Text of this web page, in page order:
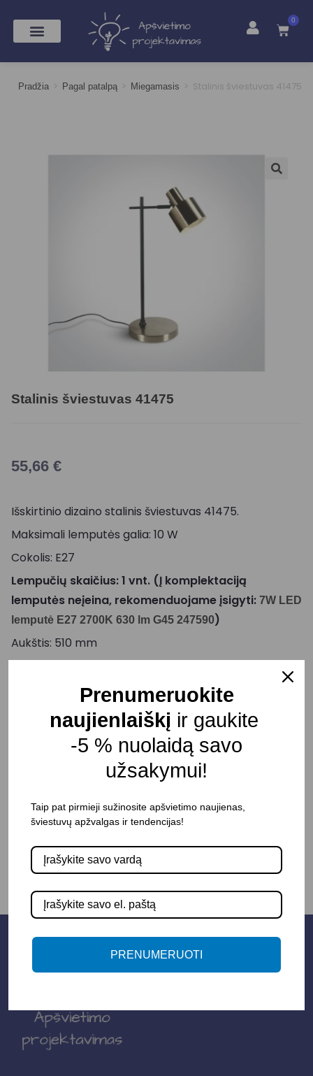
0
Pradžia > Pagal patalpą > Miegamasis > Stalinis šviestuvas 41475
Stalinis šviestuvas 41475
55,66 €
Išskirtinio dizaino stalinis šviestuvas 41475.
Maksimali lemputės galia: 10 W
Cokolis: E27
Lempučių skaičius: 1 vnt. (Į komplektaciją
lemputės neįeina, rekomenduojame įsigyti: 7W LED
lemputė E27 2700K 630 lm G45 247590)
Aukštis: 510 mm
Kištuko kabelio ilgis: 1500 mm
Korpuso spalva: Šlifuoto žalvario
Atsparumas drėgmei: IP20
Pristatymo terminas: 10 – 15 d. d.
+ Į KREPŠELĮ
Prenumeruokite
naujienlaiškį ir gaukite
-5 % nuolaidą savo
užsakymui!
Taip pat pirmieji sužinosite apšvietimo naujienas,
šviestuvų apžvalgas ir tendencijas!
PRENUMERUOTI